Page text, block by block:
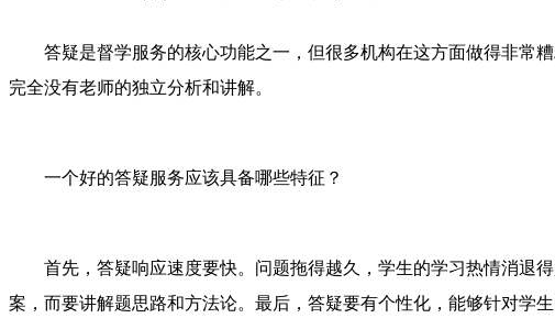
答疑是督学服务的核心功能之一，但很多机构在这方面做得非常
完全没有老师的独立分析和讲解。
一个好的答疑服务应该具备哪些特征？
首先，答疑响应速度要快。问题拖得越久，学生的学习热情消退
案，而要讲解题思路和方法论。最后，答疑要有个性化，能够针对学